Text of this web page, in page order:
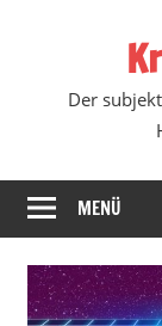
Der
MENÜ